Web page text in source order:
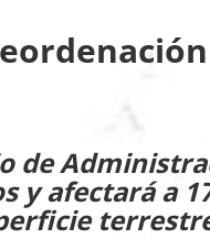
de
y afectará a